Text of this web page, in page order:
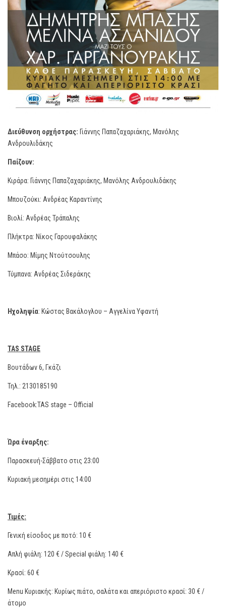
Διεύθυνση ορχήστρας: Γιάννης Παπαζαχαριάκης, Μανόλης
Ανδρουλιδάκης
Παίζουν:
Κιράρα: Γιάννης Παπαζαχαριάκης, Μανόλης Ανδρουλιδάκης
Μπουζούκι: Ανδρέας Καραντίνης
Βιολί: Ανδρέας Τράπαλης
Πλήκτρα: Νίκος Γαρουφαλάκης
Μπάσο: Μίμης Ντούτσουλης
Τύμπανα: Ανδρέας Σιδεράκης
Ηχοληψία: Κώστας Βακάλογλου – Αγγελίνα Υφαντή
TAS STAGE
Βουτάδων 6, Γκάζι
Τηλ.: 2130185190
Facebook:TAS stage – Official
Ώρα έναρξης:
Παρασκευή-Σάββατο στις 23:00
Κυριακή μεσημέρι στις 14:00
Τιμές:
Γενική είσοδος με ποτό: 10 €
Απλή φιάλη: 120 € / Special φιάλη: 140 €
Κρασί: 60 €
Menu Κυριακής: Κυρίως πιάτο, σαλάτα και απεριόριστο κρασί: 30 € /
άτομο